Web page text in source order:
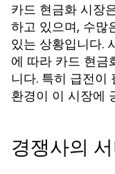
카드 현금화 시장
하고 있으며, 수많
있는 상황입니다.
에 따라 카드 현금
니다. 특히 급전이
환경이 이 시장에
경쟁사의